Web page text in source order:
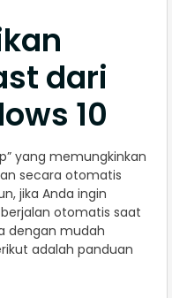
dari
10
yang memungkinkan
secara otomatis
jika Anda ingin
otomatis saat
dengan mudah
adalah panduan